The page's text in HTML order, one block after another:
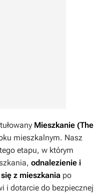
Mieszkanie (The
mieszkalnym. Nasz
etapu, w którym
odnalezienie i
z mieszkania po
i dotarcie do bezpiecznej